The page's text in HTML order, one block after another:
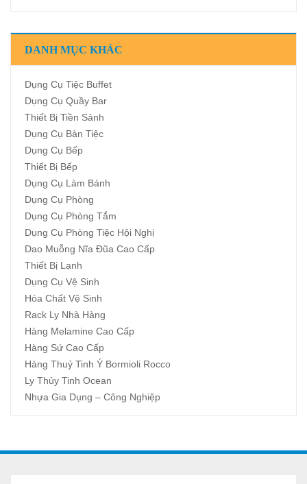
DANH MỤC KHÁC
Dụng Cụ Tiệc Buffet
Dụng Cụ Quầy Bar
Thiết Bị Tiền Sảnh
Dụng Cụ Bàn Tiệc
Dụng Cụ Bếp
Thiết Bị Bếp
Dụng Cụ Làm Bánh
Dụng Cụ Phòng
Dụng Cụ Phòng Tắm
Dụng Cụ Phòng Tiệc Hội Nghị
Dao Muỗng Nĩa Đũa Cao Cấp
Thiết Bị Lạnh
Dụng Cụ Vệ Sinh
Hóa Chất Vệ Sinh
Rack Ly Nhà Hàng
Hàng Melamine Cao Cấp
Hàng Sứ Cao Cấp
Hàng Thuỷ Tinh Ý Bormioli Rocco
Ly Thủy Tinh Ocean
Nhựa Gia Dụng – Công Nghiệp